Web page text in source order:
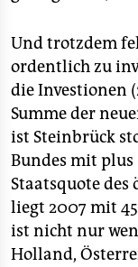
Und trotzdem
ordentlich zu
die Investionen
Summe der
ist Steinbrück
Bundes mit
Staatsquote
liegt 2007 mit
ist nicht nur
Holland,